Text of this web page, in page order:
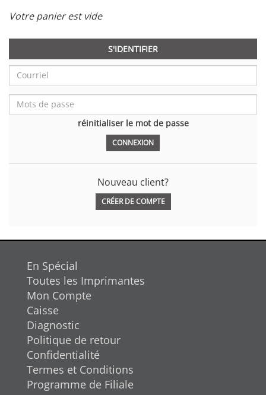
Votre panier est vide
S'IDENTIFIER
réinitialiser le mot de passe
Nouveau client?
CRÉER DE COMPTE
En Spécial
Toutes les Imprimantes
Mon Compte
Caisse
Diagnostic
Politique de retour
Confidentialité
Termes et Conditions
Programme de Filiale